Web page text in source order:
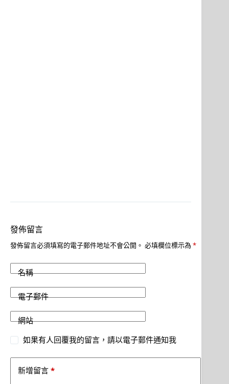
發佈留言
發佈留言必須填寫的電子郵件地址不會公開。 必填欄位標示為 *
名稱
電子郵件
網站
如果有人回覆我的留言，請以電子郵件通知我
新增留言 *